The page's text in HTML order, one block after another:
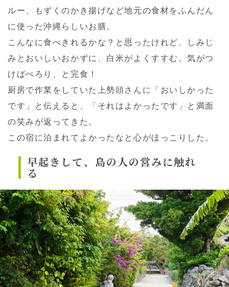
ルー、もずくのかき揚げなど地元の食材をふんだん
に使った沖縄らしいお膳。
こんなに食べきれるかな？と思ったけれど、しみじ
みとおいしいおかずに、白米がよくすすむ。気がつ
けばぺろり、と完食！
厨房で作業をしていた上勢頭さんに「おいしかった
です」と伝えると、「それはよかったです」と満面
の笑みが返ってきた。
この宿に泊まれてよかったなと心がほっこりした。
早起きして、島の人の営みに触れ
る